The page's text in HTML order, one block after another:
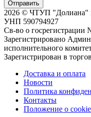
Отправить
2026 © ЧТУП "Долиана"
УНП 590794927
Св-во о госрегистрации
Зарегистрировано
исполнительного
Зарегистрирован в
Доставка и оплата
Новости
Политика
Контакты
Положение о